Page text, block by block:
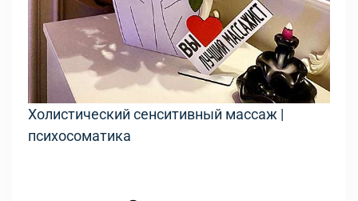
Холистический сенситивный массаж |
психосоматика